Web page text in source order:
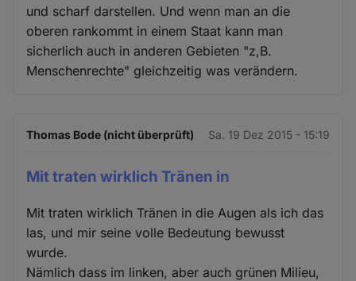
und scharf darstellen. Und wenn man an die
oberen rankommt in einem Staat kann man
sicherlich auch in anderen Gebieten "z,B.
Menschenrechte" gleichzeitig was verändern.
Thomas Bode (nicht überprüft) Sa. 19 Dez 2015 - 15:19
Mit traten wirklich Tränen in
Mit traten wirklich Tränen in die Augen als ich das
las, und mir seine volle Bedeutung bewusst
wurde.
Nämlich dass im linken, aber auch grünen Milieu,